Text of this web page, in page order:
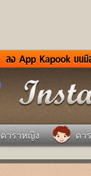
ข่าวด่วน
ละคร
เกม
ดูดวง
ผู้ชาย
ดาราหญิง ดา